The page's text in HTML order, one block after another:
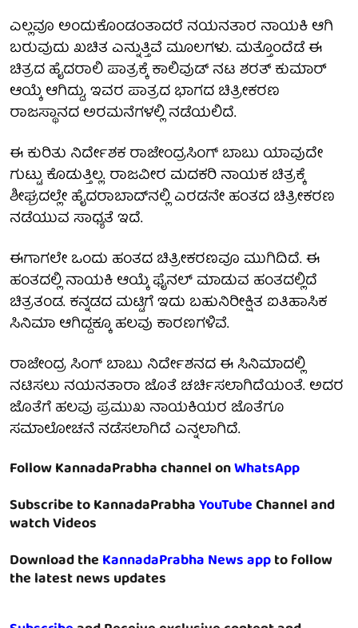
ಎಲ್ಲವೂ ಅಂದುಕೊಂಡಂತಾದರೆ ನಯನತಾರ ನಾಯಕಿ ಆಗಿ
ಬರುವುದು ಖಚಿತ ಎನ್ನುತ್ತಿವೆ ಮೂಲಗಳು. ಮತ್ತೊಂದೆಡೆ ಈ
ಚಿತ್ರದ ಹೈದರಾಲಿ ಪಾತ್ರಕ್ಕೆ ಕಾಲಿವುಡ್‌ ನಟ ಶರತ್‌ ಕುಮಾರ್‌
ಆಯ್ಕೆ ಆಗಿದ್ದು, ಇವರ ಪಾತ್ರದ ಭಾಗದ ಚಿತ್ರೀಕರಣ
ರಾಜಸ್ಥಾನದ ಅರಮನೆಗಳಲ್ಲಿ ನಡೆಯಲಿದೆ.
ಈ ಕುರಿತು ನಿರ್ದೇಶಕ ರಾಜೇಂದ್ರಸಿಂಗ್‌ ಬಾಬು ಯಾವುದೇ
ಗುಟ್ಟು ಕೊಡುತ್ತಿಲ್ಲ. ರಾಜವೀರ ಮದಕರಿ ನಾಯಕ ಚಿತ್ರಕ್ಕೆ
ಶೀಘ್ರದಲ್ಲೇ ಹೈದರಾಬಾದ್‌ನಲ್ಲಿ ಎರಡನೇ ಹಂತದ ಚಿತ್ರೀಕರಣ
ನಡೆಯುವ ಸಾಧ್ಯತೆ ಇದೆ.
ಈಗಾಗಲೇ ಒಂದು ಹಂತದ ಚಿತ್ರೀಕರಣವೂ ಮುಗಿದಿದೆ. ಈ
ಹಂತದಲ್ಲಿ ನಾಯಕಿ ಆಯ್ಕೆ ಫೈನಲ್ ಮಾಡುವ ಹಂತದಲ್ಲಿದೆ
ಚಿತ್ರತಂಡ. ಕನ್ನಡದ ಮಟ್ಟಿಗೆ ಇದು ಬಹುನಿರೀಕ್ಷಿತ ಐತಿಹಾಸಿಕ
ಸಿನಿಮಾ ಆಗಿದ್ದಕ್ಕೂ ಹಲವು ಕಾರಣಗಳಿವೆ.
ರಾಜೇಂದ್ರ ಸಿಂಗ್ ಬಾಬು ನಿರ್ದೇಶನದ ಈ ಸಿನಿಮಾದಲ್ಲಿ
ನಟಿಸಲು ನಯನತಾರಾ ಜೊತೆ ಚರ್ಚಿಸಲಾಗಿದೆಯಂತೆ. ಅದರ
ಜೊತೆಗೆ ಹಲವು ಪ್ರಮುಖ ನಾಯಕಿಯರ ಜೊತೆಗೂ
ಸಮಾಲೋಚನೆ ನಡೆಸಲಾಗಿದೆ ಎನ್ನಲಾಗಿದೆ.
Follow KannadaPrabha channel onWhatsApp
Subscribe to KannadaPrabhaYouTubeChannel and
watch Videos
Download theKannadaPrabha News appto follow
the latest news updates